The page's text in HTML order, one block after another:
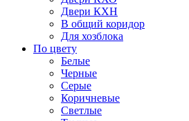
Двери КХН
В общий коридор
Для хозблока
По цвету
Белые
Черные
Серые
Коричневые
Светлые